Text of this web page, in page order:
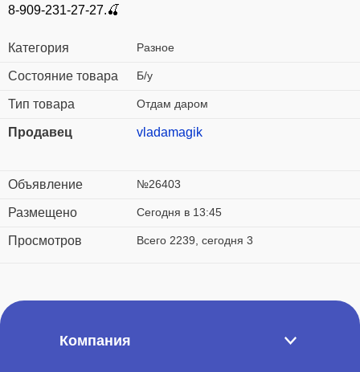
8-909-231-27-27.🍒
Категория Разное
Состояние товара Б/у
Тип товара Отдам даром
Продавец vladamagik
Объявление №26403
Размещено Сегодня в 13:45
Просмотров Всего 2239, сегодня 3
Компания